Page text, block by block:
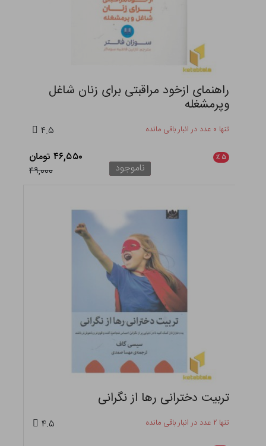
راهنمای ازخود مراقبتی برای زنان شاغل
وپرمشغله
تنها ۰ عدد در انبار باقی مانده ۴.۵
۵ ٪
۴۶,۵۵۰ تومان
۴۹,۰۰۰
ناموجود
تربیت دخترانی رها از نگرانی
تنها ۲ عدد در انبار باقی مانده ۴.۵